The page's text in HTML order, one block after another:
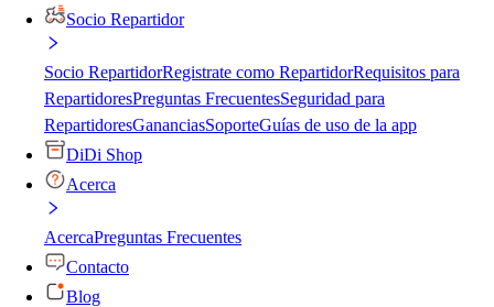
Socio Repartidor
Socio RepartidorRegistrate como RepartidorRequisitos para
RepartidoresPreguntas FrecuentesSeguridad para
RepartidoresGananciasSoporteGuías de uso de la app
DiDi Shop
Acerca
AcercaPreguntas Frecuentes
Contacto
Blog